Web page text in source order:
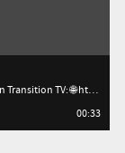
Sarkozy ist nach drei Wochen wieder aus der Haft entlassen worden. TTV fand heraus, warum. * * * * * Alle Sendungen von Transition TV: 🌐 http://www.transitiontv.org Spenden für Transition TV: 💚 http://www.transitiontv.org/unterstuetzen Newsletter abonnieren: 🗞 http://www.transitiontv.org/newsletter
00:33